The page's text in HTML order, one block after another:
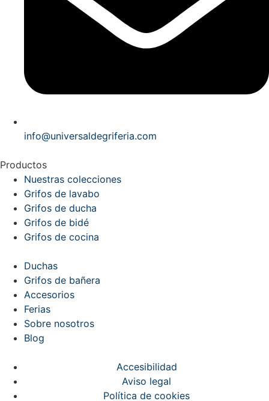
info@universaldegriferia.com
Productos
Nuestras colecciones
Grifos de lavabo
Grifos de ducha
Grifos de bidé
Grifos de cocina
Duchas
Grifos de bañera
Accesorios
Ferias
Sobre nosotros
Blog
Accesibilidad
Aviso legal
Política de cookies